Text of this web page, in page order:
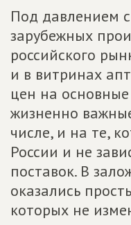
Под давлением
зарубежных
российского
и в витринах
цен на
жизненно
числе, и на те,
России и не
поставок. В
оказались
которых не